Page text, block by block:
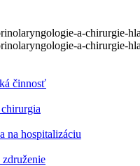
a-chirurgie-
a-chirurgie-
činnosť
na hospitalizáciu